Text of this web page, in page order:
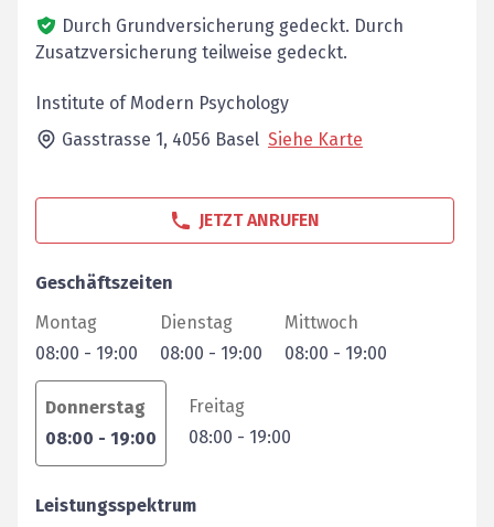
Durch Grundversicherung gedeckt. Durch
Zusatzversicherung teilweise gedeckt.
Institute of Modern Psychology
Gasstrasse 1, 4056 Basel Siehe Karte
JETZT ANRUFEN
Geschäftszeiten
Montag
08:00 - 19:00
Dienstag
08:00 - 19:00
Mittwoch
08:00 - 19:00
Donnerstag
08:00 - 19:00
Freitag
08:00 - 19:00
Leistungsspektrum